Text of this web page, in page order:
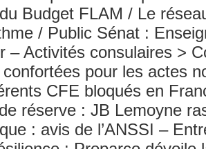
Budget FLAM / Le
/ Public Sénat :
– Activités consulaires >
pour les actes
CFE bloqués en
réserve : JB Lemoyne
: avis de l’ANSSI –